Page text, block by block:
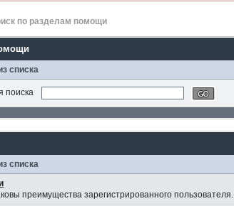
по разделам помощи
списка
поиска
списка
преимущества зарегистрированного пользователя.